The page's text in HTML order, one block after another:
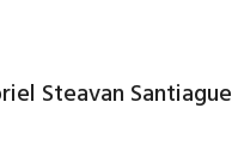
Steavan Santiague